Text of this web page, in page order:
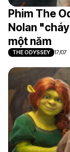
Phim The
Nolan
một năm
THE ODYSSEY 17/07